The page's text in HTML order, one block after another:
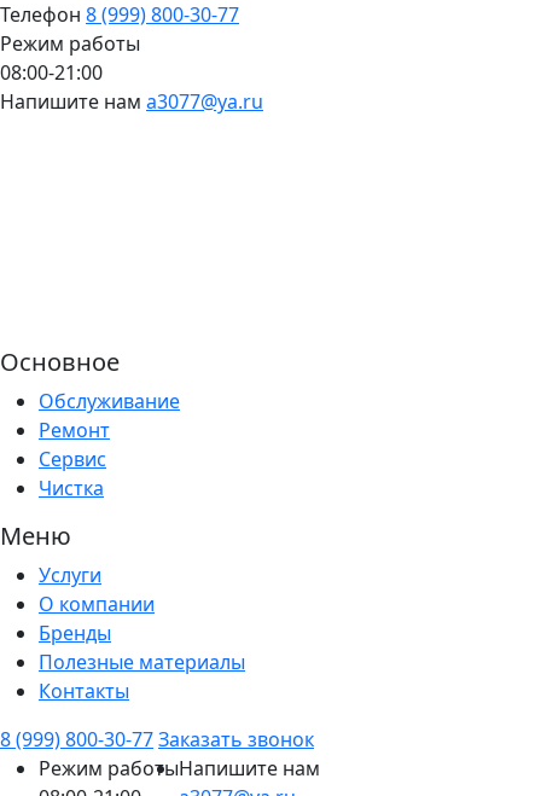
Телефон 8 (999) 800-30-77
Режим работы
08:00-21:00
Напишите нам a3077@ya.ru
Основное
Обслуживание
Ремонт
Сервис
Чистка
Меню
Услуги
О компании
Бренды
Полезные материалы
Контакты
8 (999) 800-30-77Заказать звонок
Режим работыНапишите нам